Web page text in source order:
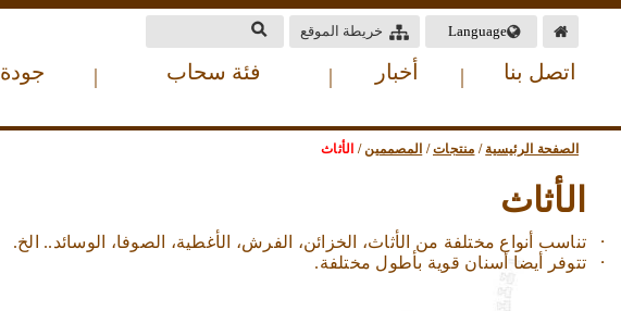
Language خريطة الموقع
جودة | فئة سحاب | أخبار | اتصل بنا
الصفحة الرئيسية / منتجات/ المصممين/ الأثاث
الأثاث
تناسب أنواع مختلفة من الأثاث، الخزائن، الفرش، الأغطية، الصوفا، الوسائد.. الخ.
تتوفر أيضا أسنان قوية بأطول مختلفة.